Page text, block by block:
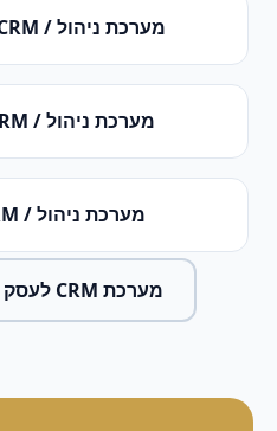
מערכת ניהול / CRM
מערכת ניהול / CRM
מערכת ניהול / CRM
מערכת CRM לעסק